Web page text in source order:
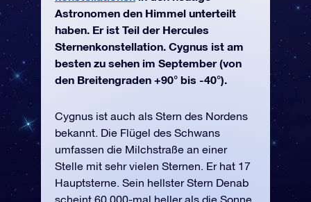
Astronomen den Himmel unterteilt
haben. Er ist Teil der Hercules
Sternenkonstellation. Cygnus ist am
besten zu sehen im September (von
den Breitengraden +90° bis -40°).
Cygnus ist auch als Stern des Nordens
bekannt. Die Flügel des Schwans
umfassen die Milchstraße an einer
Stelle mit sehr vielen Sternen. Er hat 17
Hauptsterne. Sein hellster Stern Denab
scheint 60.000-mal heller als die Sonne.